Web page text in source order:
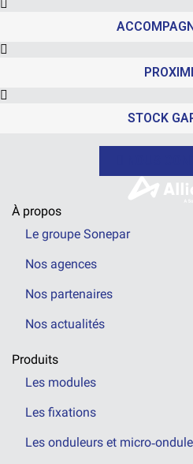
STOCK
À propos
Le groupe Sonepar
Nos agences
Nos partenaires
Nos actualités
Produits
Les modules
Les fixations
Les onduleurs et